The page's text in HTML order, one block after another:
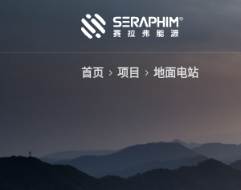
产品
首页 项目 地面电站